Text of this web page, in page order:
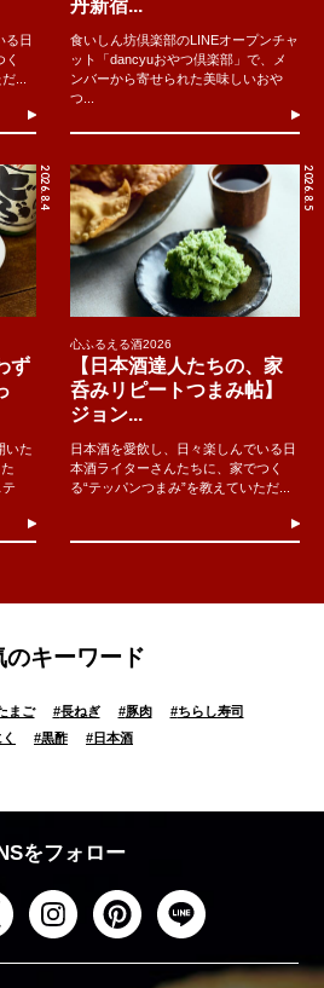
る日
...
丹新宿...
食いしん坊倶楽部のLINEオープンチャ
ット「dancyuおやつ倶楽部」で、メ
ンバーから寄せられた美味しいおや
つ...
2026.8.4
ず
いた
2026.8.5
心ふるえる酒2026
【日本酒達人たちの、家
呑みリピートつまみ帖】
ジョン...
日本酒を愛飲し、日々楽しんでいる日
本酒ライターさんたちに、家でつく
る“テッパンつまみ”を教えていただ...
のキーワード
まご #長ねぎ #豚肉 #ちらし寿司
#黒酢 #日本酒
をフォロー